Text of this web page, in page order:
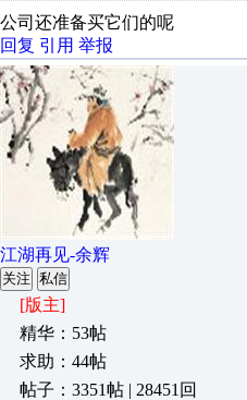
公司还准备买它们的呢
回复 引用 举报
江湖再见-余辉
关注 私信
[版主]
精华：53帖
求助：44帖
帖子：3351帖 | 28451回